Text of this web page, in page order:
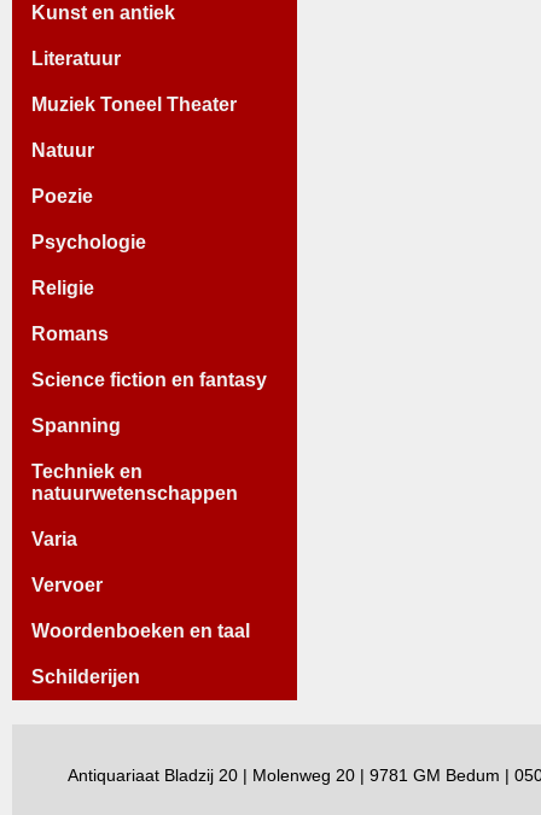
Kunst en antiek
Literatuur
Muziek Toneel Theater
Natuur
Poezie
Psychologie
Religie
Romans
Science fiction en fantasy
Spanning
Techniek en
natuurwetenschappen
Varia
Vervoer
Woordenboeken en taal
Schilderijen
Antiquariaat Bladzij 20 | Molenweg 20 | 9781 GM Bedum |